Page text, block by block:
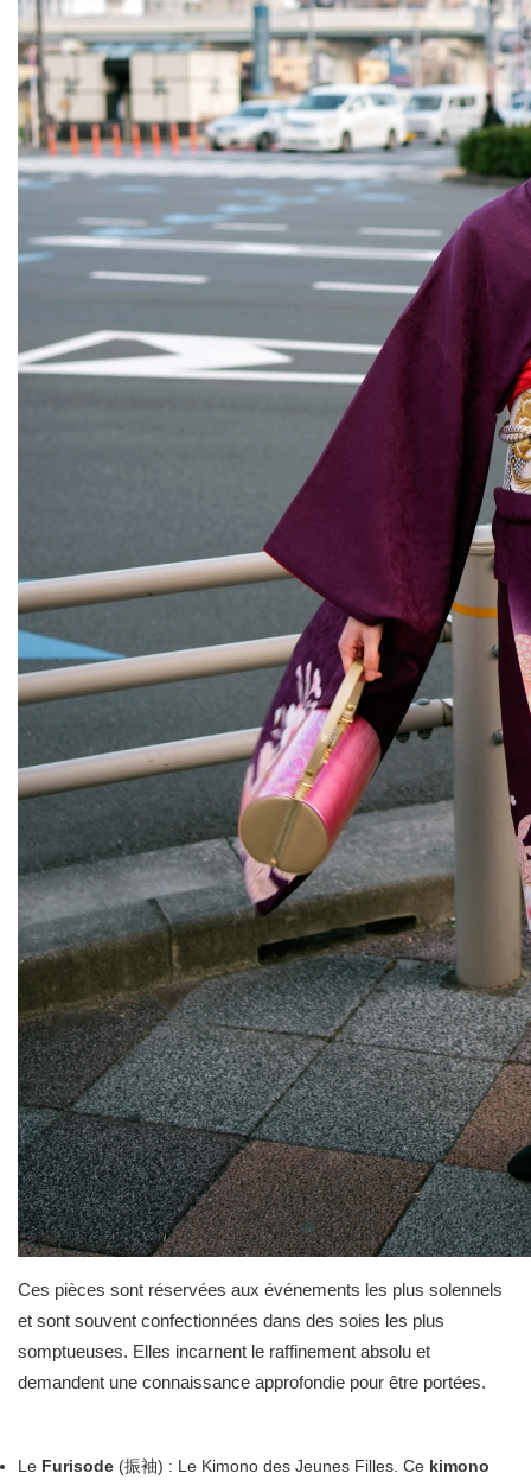
Ces pièces sont réservées aux événements les plus solennels
et sont souvent confectionnées dans des soies les plus
somptueuses. Elles incarnent le raffinement absolu et
demandent une connaissance approfondie pour être portées.
Le Furisode (振袖) : Le Kimono des Jeunes Filles. Ce kimono